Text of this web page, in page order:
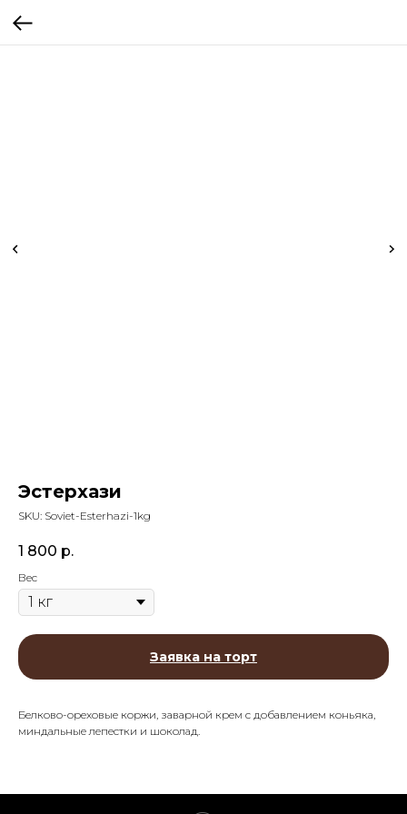
Эстерхази
SKU: Soviet-Esterhazi-1kg
1 800 р.
Вес
Заявка на торт
Белково-ореховые коржи, заварной крем с добавлением коньяка,
миндальные лепестки и шоколад.